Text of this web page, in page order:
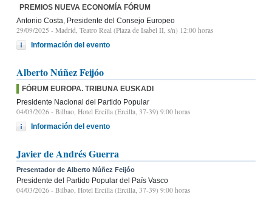
PREMIOS NUEVA ECONOMÍA FÓRUM
Antonio Costa, Presidente del Consejo Europeo
29/09/2025 - Madrid, Teatro Real (Plaza de Isabel II, s/n) 12:00 horas
Información del evento
Alberto Núñez Feijóo
FÓRUM EUROPA. TRIBUNA EUSKADI
Presidente Nacional del Partido Popular
04/03/2026 - Bilbao, Hotel Ercilla (Ercilla, 37-39) 9:00 horas
Información del evento
Javier de Andrés Guerra
Presentador de Alberto Núñez Feijóo
Presidente del Partido Popular del País Vasco
04/03/2026 - Bilbao, Hotel Ercilla (Ercilla, 37-39) 9:00 horas